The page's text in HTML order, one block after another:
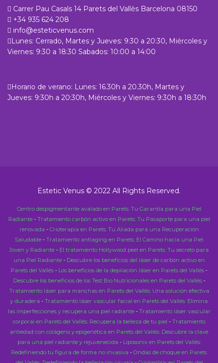
Carrer Pau Casals 14 Parets del Vallès Barcelona 08150
+34 935 624 208
info@esteticvenus.com
Lunes: Cerrado, Martes y Jueves: 9:30 a 20:30, Miércoles y
Viernes: 9:30 a 18:30 Sabados: 10:00 a 14:00
Horario de verano: Lunes: 16.30h a 20.30h, Martes y
Jueves: 9:30h a 20:30h, Miércoles y Viernes: 9:30h a 18:30h
Estetic Venus © 2022 All Rights Reserved.
Centro despigmentante avalado en Parets: Tu Garantía para una Piel
Radiante- Tratamiento carbón activo en Parets: Tu Pasaporte para una piel
renovada - Crioterapia en Parets: Tu Aliada para una Recuperación
Saludable - Tratamiento antiaging en Parets: El Camino hacia una Piel
Joven y Radiante - El tratamiento Hollywood peel en Parets: Tu secreto para
una Piel Radiante- Descubre los beneficios del láser de carbón activo en
Parets del Vallés - Los beneficios de la depilación láser en Parets del Vallés -
Descubre los beneficios de los Test Bio Nutricionales en Parets del Vallés-
Tratamiento láser para manchas en Parets del Vallés: Una solución efectiva
y duradera - Tratamiento láser vascular facial en Parets del Vallés: Elimina
las imperfecciones y recupera una piel radiante- Tratamiento láser vascular
corporal en Parets del Vallés: Recupera la belleza de tu piel - Tratamiento
antiedad con colágeno y epigenética en Parets del Vallés: Descubre la clave
para una piel radiante y rejuvenecida - Liposonix en Parets del Vallés:
Redefiniendo tu figura de forma no invasiva - Ondas de choque en Parets